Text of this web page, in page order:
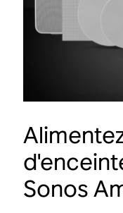
Sonos